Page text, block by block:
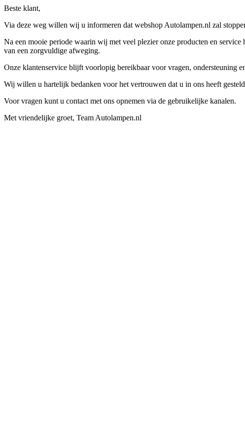
Beste klant,
Via deze weg willen wij u informeren dat webshop Autolampen.nl zal
Na een mooie periode waarin wij met veel plezier onze producten en
van een zorgvuldige afweging.
Onze klantenservice blijft voorlopig bereikbaar voor vragen, ondersteuning
Wij willen u hartelijk bedanken voor het vertrouwen dat u in ons heeft
Voor vragen kunt u contact met ons opnemen via de gebruikelijke kanalen.
Met vriendelijke groet, Team Autolampen.nl